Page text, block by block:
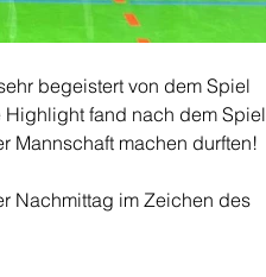
begeistert von dem Spiel
fand nach dem Spiel
Mannschaft machen durften!
Nachmittag im Zeichen des